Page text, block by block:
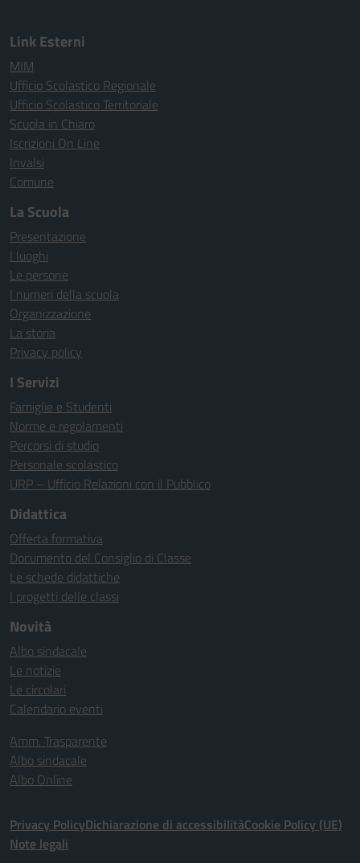
Link Esterni
MIM
Ufficio Scolastico Regionale
Ufficio Scolastico Territoriale
Scuola in Chiaro
Iscrizioni On Line
Invalsi
Comune
La Scuola
Presentazione
I luoghi
Le persone
I numeri della scuola
Organizzazione
La storia
Privacy policy
I Servizi
Famiglie e Studenti
Norme e regolamenti
Percorsi di studio
Personale scolastico
URP – Ufficio Relazioni con il Pubblico
Didattica
Offerta formativa
Documento del Consiglio di Classe
Le schede didattiche
I progetti delle classi
Novità
Albo sindacale
Le notizie
Le circolari
Calendario eventi
Amm. Trasparente
Albo sindacale
Albo Online
Privacy PolicyDichiarazione di accessibilitàCookie Policy (UE)
Note legali